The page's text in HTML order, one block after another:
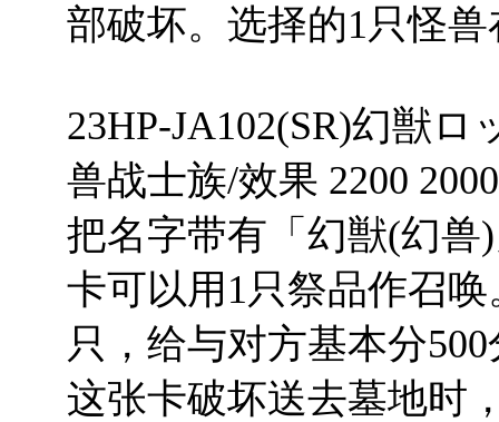
部破坏。选择的1只怪
23HP-JA102(SR)幻獣
兽战士族/效果 2200 2000
把名字带有「幻獣(幻
卡可以用1只祭品作召
只，给与对方基本分
这张卡破坏送去墓地时